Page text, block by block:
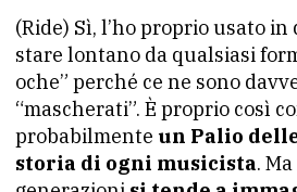
(Ride) Sì, l’ho proprio usato in
stare lontano da qualsiasi
oche” perché ce ne sono
“mascherati”. È proprio così
probabilmente un Palio
storia di ogni musicista.